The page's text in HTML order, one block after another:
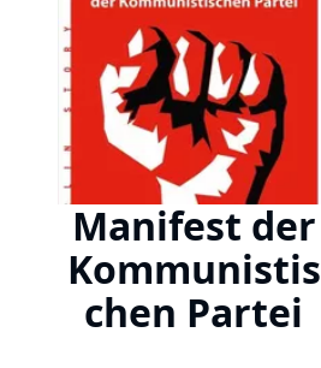
Manifest der
Kommunistis
chen Partei